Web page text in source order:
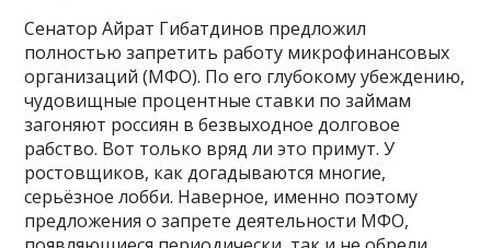
Сенатор Айрат Гибатдинов предложил
полностью запретить работу микрофинансовых
организаций (МФО). По его глубокому убеждению,
чудовищные процентные ставки по займам
загоняют россиян в безвыходное долговое
рабство. Вот только вряд ли это примут. У
ростовщиков, как догадываются многие,
серьёзное лобби. Наверное, именно поэтому
предложения о запрете деятельности МФО,